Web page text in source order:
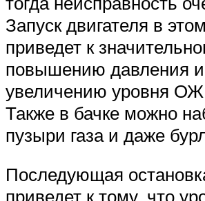
Запуск двигателя в
приведет к
повышению давления и
увеличению уровня ОЖ
Также в бачке можно
пузыри газа и даже
Последующая
приведет к тому, что